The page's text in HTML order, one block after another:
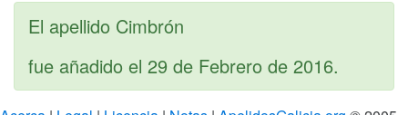
El apellido Cimbrón
fue añadido el 29 de Febrero de 2016.